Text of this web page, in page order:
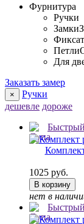
Фурнитура
Ручки
Замки
Петли
Для
Заказать замер
×
Ручки
дешевле дороже
1025 руб.
В корзину
нет в